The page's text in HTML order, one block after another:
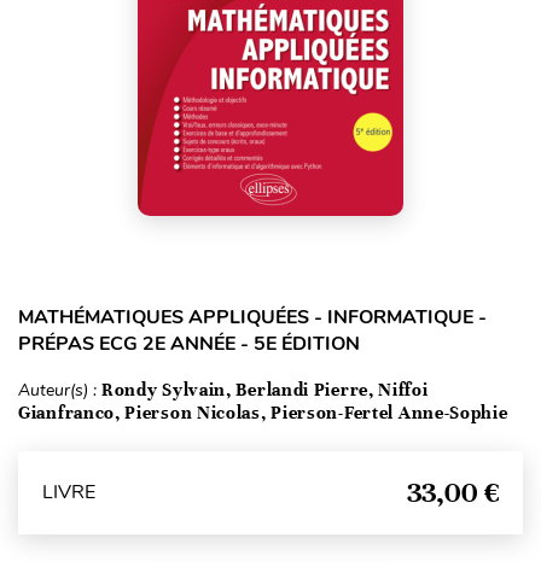
MATHÉMATIQUES APPLIQUÉES - INFORMATIQUE -
PRÉPAS ECG 2E ANNÉE - 5E ÉDITION
Auteur(s) : Rondy Sylvain, Berlandi Pierre, Niffoi
Gianfranco, Pierson Nicolas, Pierson-Fertel Anne-Sophie
LIVRE 33,00 €